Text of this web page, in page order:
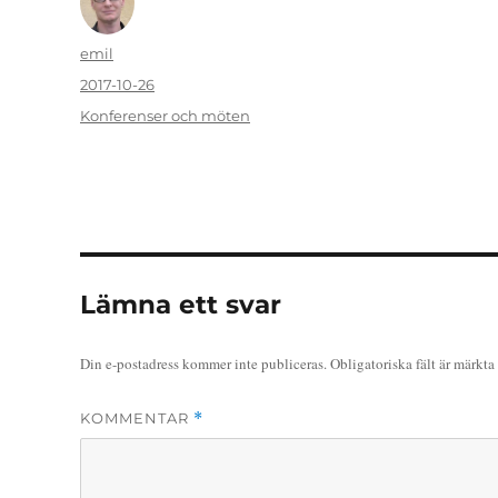
Författare
emil
Publicerat
2017-10-26
Kategorier
Konferenser och möten
Lämna ett svar
Din e-postadress kommer inte publiceras.Obligatoriska fält är märkta
KOMMENTAR *